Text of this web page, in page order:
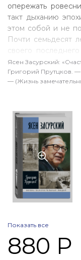
опережать
такт дыханию
этом собой и не
Почти семьдесят
своего
отдал
Ломоносова.
Николаевич
сотен
выпускников.
Ясен Засурский:
Григорий Прутцков.
— (Жизнь
Показать все
880 Р